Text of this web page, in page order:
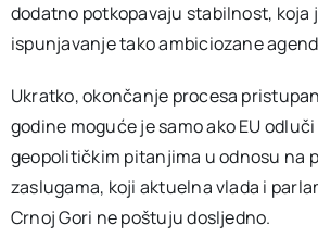
dodatno potkopavaju stabilnost, koja
ispunjavanje tako ambiciozane
Ukratko, okončanje procesa
godine moguće je samo ako EU
geopolitičkim pitanjima u odnosu na
zaslugama, koji aktuelna vlada i
Crnoj Gori ne poštuju dosljedno.